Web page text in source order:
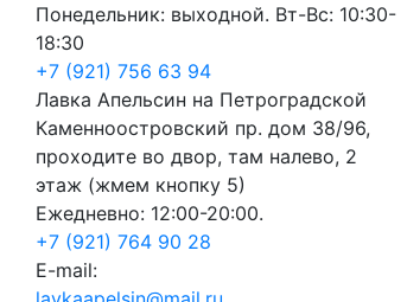
Понедельник: выходной. Вт-Вс: 10:30-
18:30
+7 (921) 756 63 94
Лавка Апельсин на Петроградской
Каменноостровский пр. дом 38/96,
проходите во двор, там налево, 2
этаж (жмем кнопку 5)
Ежедневно: 12:00-20:00.
+7 (921) 764 90 28
E-mail: